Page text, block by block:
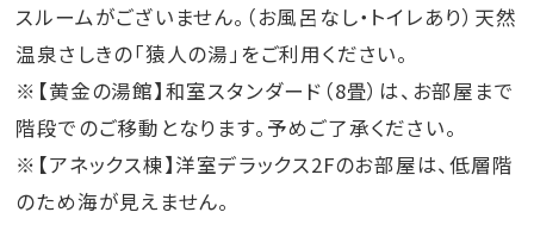
スルームがございません。（お風呂なし・トイレあり）天然
温泉さしきの「猿人の湯」をご利用ください。
※【黄金の湯館】和室スタンダード（8畳）は、お部屋まで
階段でのご移動となります。予めご了承ください。
※【アネックス棟】洋室デラックス2Fのお部屋は、低層階
のため海が見えません。